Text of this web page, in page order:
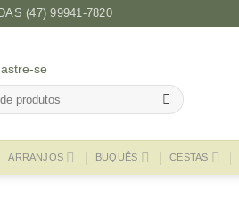
(47) 99941-7820
se
ARRANJOS BUQUÊS CESTAS